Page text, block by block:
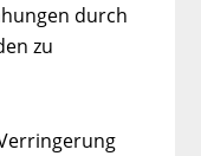
durch
zu